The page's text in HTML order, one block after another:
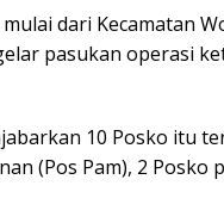
dari Kecamatan
pasukan operasi
10 Posko itu
(Pos Pam), 2 Posko